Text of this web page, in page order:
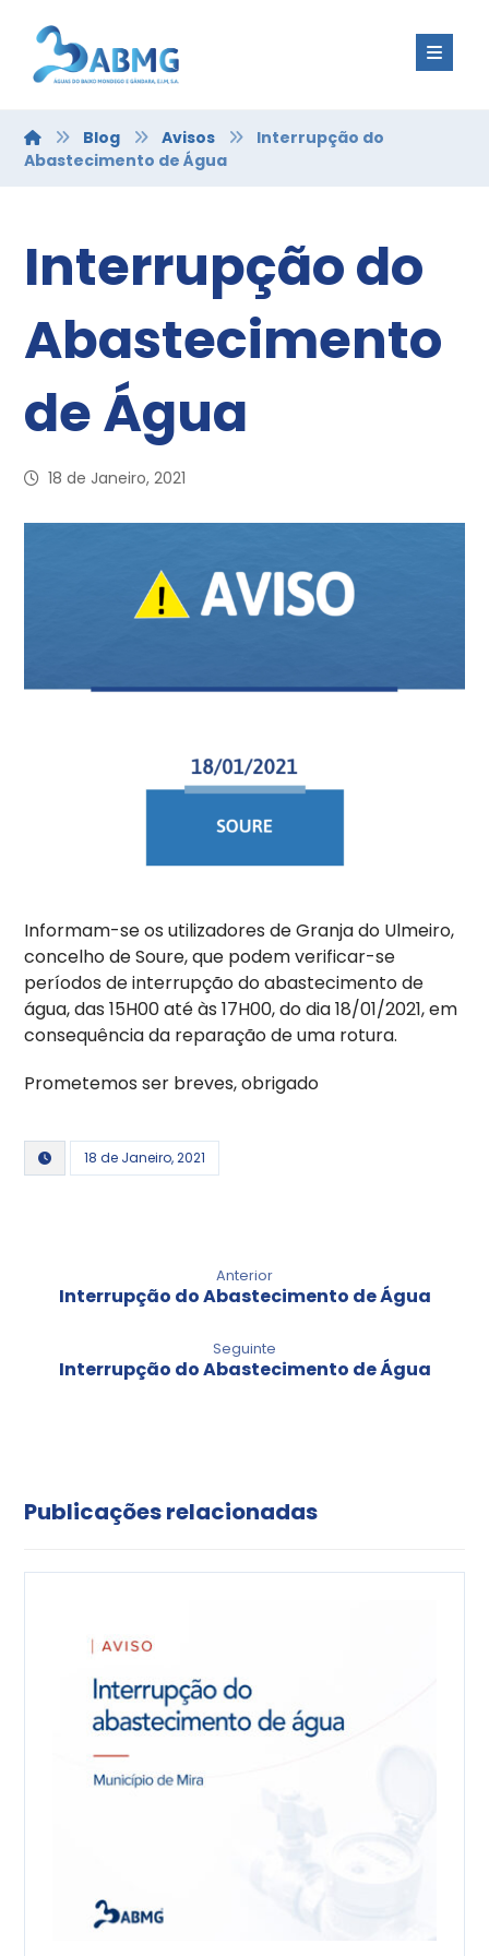
Blog Avisos
Interrupção do
Abastecimento de Água
Interrupção do
Abastecimento
de Água
18 de Janeiro, 2021
Informam-se os utilizadores de Granja do Ulmeiro,
concelho de Soure, que podem verificar-se
períodos de interrupção do abastecimento de
água, das 15H00 até às 17H00, do dia 18/01/2021, em
consequência da reparação de uma rotura.
Prometemos ser breves, obrigado
18 de Janeiro, 2021
Anterior
Interrupção do Abastecimento de Água
Seguinte
Interrupção do Abastecimento de Água
Publicações relacionadas